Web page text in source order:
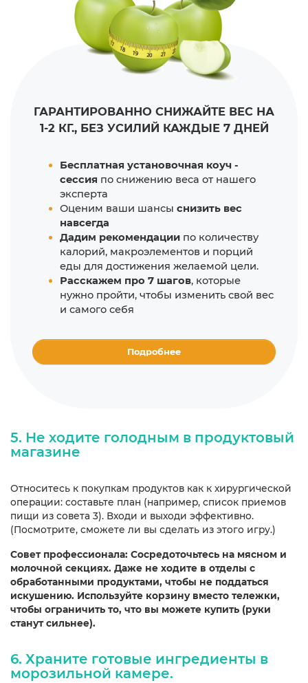
ГАРАНТИРОВАННО СНИЖАЙТЕ ВЕС НА
1-2 КГ.,БЕЗ УСИЛИЙ КАЖДЫЕ 7 ДНЕЙ
Подробнее
Бесплатная установочная коуч -
сессия по снижению веса от нашего
эксперта
Оценим ваши шансы снизить вес
навсегда
Дадим рекомендации по количеству
калорий, макроэлементов и порций
еды для достижения желаемой цели.
Расскажем про 7 шагов, которые
нужно пройти, чтобы изменить свой вес
и самого себя
5. Не ходите голодным в продуктовый
магазине
Относитесь к покупкам продуктов как к хирургической
операции: составьте план (например, список приемов
пищи из совета 3). Входи и выходи эффективно.
(Посмотрите, сможете ли вы сделать из этого игру.)
Совет профессионала: Сосредоточьтесь на мясном и
молочной секциях. Даже не ходите в отделы с
обработанными продуктами, чтобы не поддаться
искушению. Используйте корзину вместо тележки,
чтобы ограничить то, что вы можете купить (руки
станут сильнее).
6. Храните готовые ингредиенты в
морозильной камере.